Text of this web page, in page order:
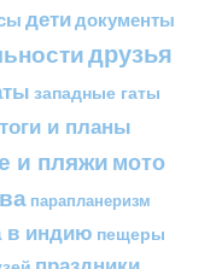
детидокументы
друзья
западные гаты
и планы
и пляжимото
парапланеризм
в индию пещеры